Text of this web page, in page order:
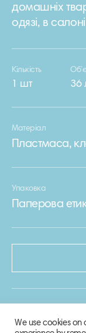
домашніх
одязі, в
Кількість
1 шт 36
Матеріал
Пластмаса,
Упаковка
Паперова
We use cookies on